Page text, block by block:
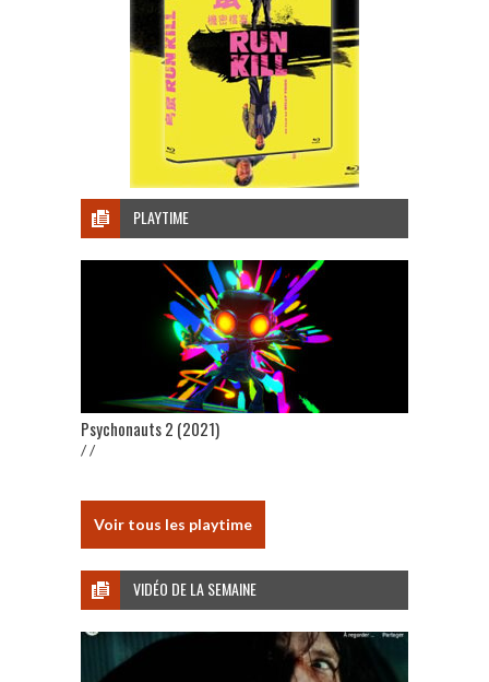
PLAYTIME
Psychonauts 2 (2021)
/ /
Voir tous les playtime
VIDÉO DE LA SEMAINE